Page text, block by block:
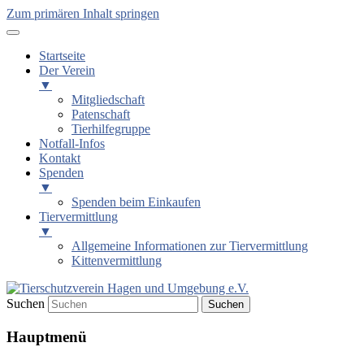
Zum primären Inhalt springen
Startseite
Der Verein
▼
Mitgliedschaft
Patenschaft
Tierhilfegruppe
Notfall-Infos
Kontakt
Spenden
▼
Spenden beim Einkaufen
Tiervermittlung
▼
Allgemeine Informationen zur Tiervermittlung
Kittenvermittlung
Tierschutzverein Hagen und
Umgebung e.V.
Suchen
Hauptmenü